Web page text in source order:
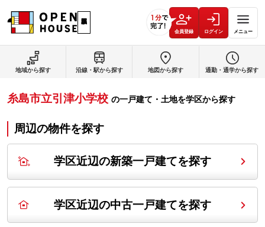
会員登録 ログイン メニュー
地域から探す 沿線・駅から探す 地図から探す 通勤・通学から探す
糸島市立引津小学校 の一戸建て・土地を学区から探す
周辺の物件を探す
学区近辺の新築一戸建てを探す
学区近辺の中古一戸建てを探す